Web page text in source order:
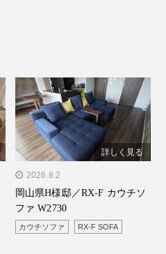
" alt="岡山県H様邸／RX-F
カウチソファ W2730"/>
詳しく見る
2026.8.2
岡山県H様邸／RX-F カウチソ
ファ W2730
カウチソファ RX-F SOFA